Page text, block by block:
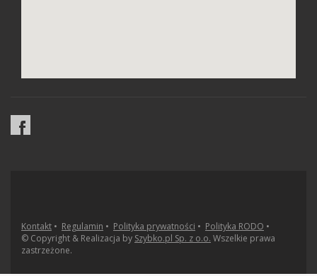
Kontakt • Regulamin • Polityka prywatności • Polityka RODO •
© Copyright & Realizacja by Szybko.pl Sp. z o.o. Wszelkie prawa
zastrzeżone.